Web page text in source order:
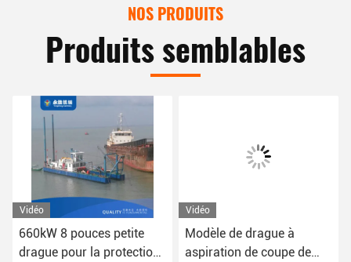
NOS PRODUITS
Produits semblables
Vidéo
660kW 8 pouces petite
drague pour la protection
Vidéo
Modèle de drague à
aspiration de coupe de